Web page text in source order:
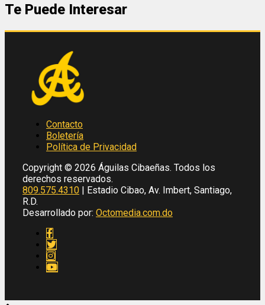
Te Puede Interesar
Contacto
Boletería
Política de Privacidad
Copyright © 2026 Águilas Cibaeñas. Todos los
derechos reservados.
809.575.4310 | Estadio Cibao, Av. Imbert, Santiago,
R.D.
Desarrollado por: Octomedia.com.do